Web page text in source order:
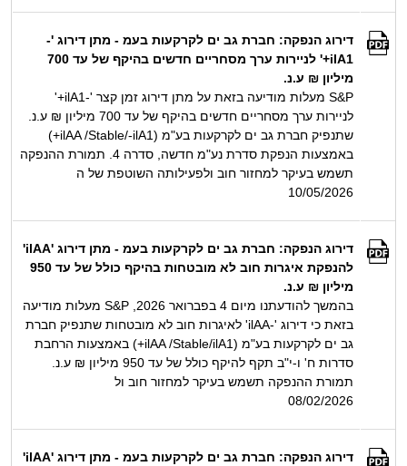
דירוג הנפקה: חברת גב ים לקרקעות בעמ - מתן דירוג '-
ilA1+' לניירות ערך מסחריים חדשים בהיקף של עד 700
מיליון ₪ ע.נ.
S&P מעלות מודיעה בזאת על מתן דירוג זמן קצר '-ilA1+'
לניירות ערך מסחריים חדשים בהיקף של עד 700 מיליון ₪ ע.נ.
שתנפיק חברת גב ים לקרקעות בע"מ (ilAA /Stable/-ilA1+)
באמצעות הנפקת סדרת נע"מ חדשה, סדרה 4. תמורת ההנפקה
תשמש בעיקר למחזור חוב ולפעילותה השוטפת של ה
10/05/2026
דירוג הנפקה: חברת גב ים לקרקעות בעמ - מתן דירוג 'ilAA'
להנפקת איגרות חוב לא מובטחות בהיקף כולל של עד 950
מיליון ₪ ע.נ.
בהמשך להודעתנו מיום 4 בפברואר 2026, S&P מעלות מודיעה
בזאת כי דירוג '-ilAA' לאיגרות חוב לא מובטחות שתנפיק חברת
גב ים לקרקעות בע"מ (ilAA /Stable/ilA1+) באמצעות הרחבת
סדרות ח' ו-י"ב תקף להיקף כולל של עד 950 מיליון ₪ ע.נ.
תמורת ההנפקה תשמש בעיקר למחזור חוב ול
08/02/2026
דירוג הנפקה: חברת גב ים לקרקעות בעמ - מתן דירוג 'ilAA'